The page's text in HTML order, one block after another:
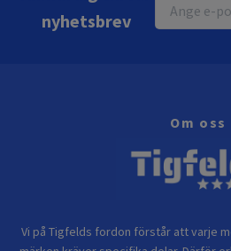
nyhetsbrev
Om oss
Vi på Tigfelds fordon förstår att varje